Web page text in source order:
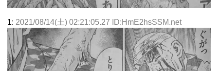
1: 2021/08/14(土) 02:21:05.27 ID:HmE2hsSSM.net